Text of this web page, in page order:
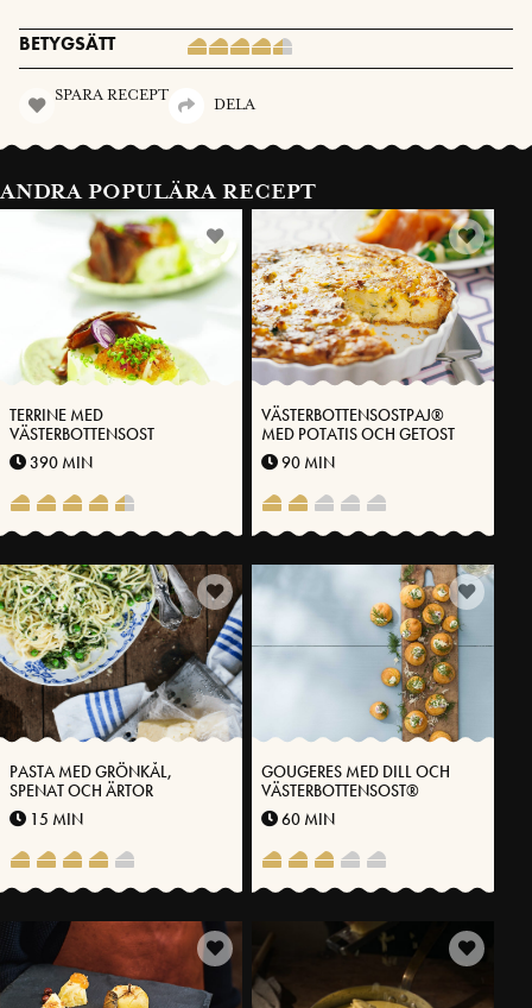
BETYGSÄTT
SPARA RECEPT
DELA
ANDRA POPULÄRA RECEPT
TERRINE MED
VÄSTERBOTTENSOST
390 MIN
VÄSTERBOTTENSOSTPAJ®
MED POTATIS OCH GETOST
90 MIN
PASTA MED GRÖNKÅL,
SPENAT OCH ÄRTOR
15 MIN
GOUGERES MED DILL OCH
VÄSTERBOTTENSOST®
60 MIN